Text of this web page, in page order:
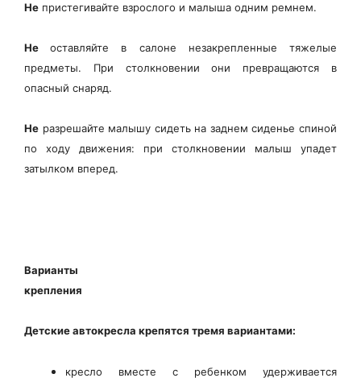
Не пристегивайте взрослого и малыша одним ремнем.
Неоставляйте в салоне незакрепленные тяжелые
предметы. При столкновении они превращаются в
опасный снаряд.
Не разрешайте малышу сидеть на заднем сиденье спиной
по ходу движения: при столкновении малыш упадет
затылком вперед.
Варианты
крепления
Детские автокресла крепятся тремя вариантами:
кресло вместе с ребенком удерживается